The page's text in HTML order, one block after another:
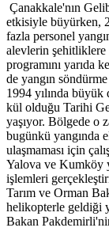
Çanakkale'nın
etkisiyle büyürken,
fazla personel
alevlerin şehitliklere
programını yarıda
de yangın
1994 yılında büyük
kül olduğu Tarihi
yaşıyor. Bölgede o
bugünkü yangında
ulaşmaması için
Yalova ve Kumköy
işlemleri
Tarım ve Orman
helikopterle geldiği
Bakan